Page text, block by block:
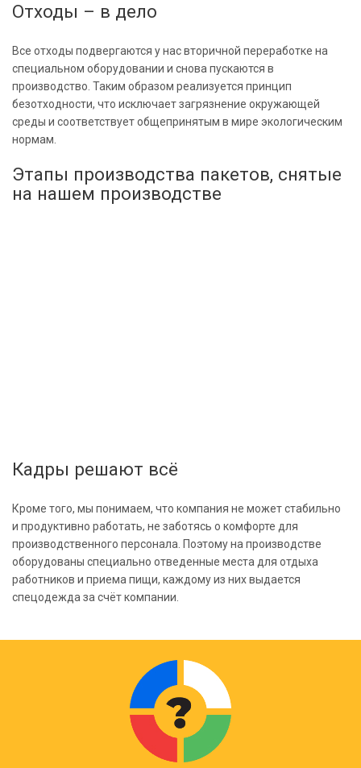
Отходы – в дело
Все отходы подвергаются у нас вторичной переработке на
специальном оборудовании и снова пускаются в
производство. Таким образом реализуется принцип
безотходности, что исключает загрязнение окружающей
среды и соответствует общепринятым в мире экологическим
нормам.
Этапы производства пакетов, снятые
на нашем производстве
Кадры решают всё
Кроме того, мы понимаем, что компания не может стабильно
и продуктивно работать, не заботясь о комфорте для
производственного персонала. Поэтому на производстве
оборудованы специально отведенные места для отдыха
работников и приема пищи, каждому из них выдается
спецодежда за счёт компании.